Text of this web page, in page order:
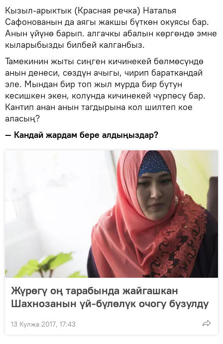
Кызыл-арыктык (Красная речка) Наталья
Сафонованын да аягы жакшы бүткөн окуясы бар.
Анын үйүнө барып. алгачкы абалын көргөндө эмне
кыларыбызды билбей калганбыз.
Тамекинин жыты сиңген кичинекей бөлмөсүндө
анын денеси, сөздүн ачыгы, чирип бараткандай
эле. Мындан бир топ жыл мурда бир бутун
кесишкен экен, колунда кичинекей чүрпөсү бар.
Кантип анан анын тагдырына кол шилтеп кое
аласың?
— Кандай жардам бере алдыңыздар?
Жүрөгү оң тарабында жайгашкан
Шахнозанын үй-бүлөлүк очогу бузулду
13 Кулжа 2017, 17:43